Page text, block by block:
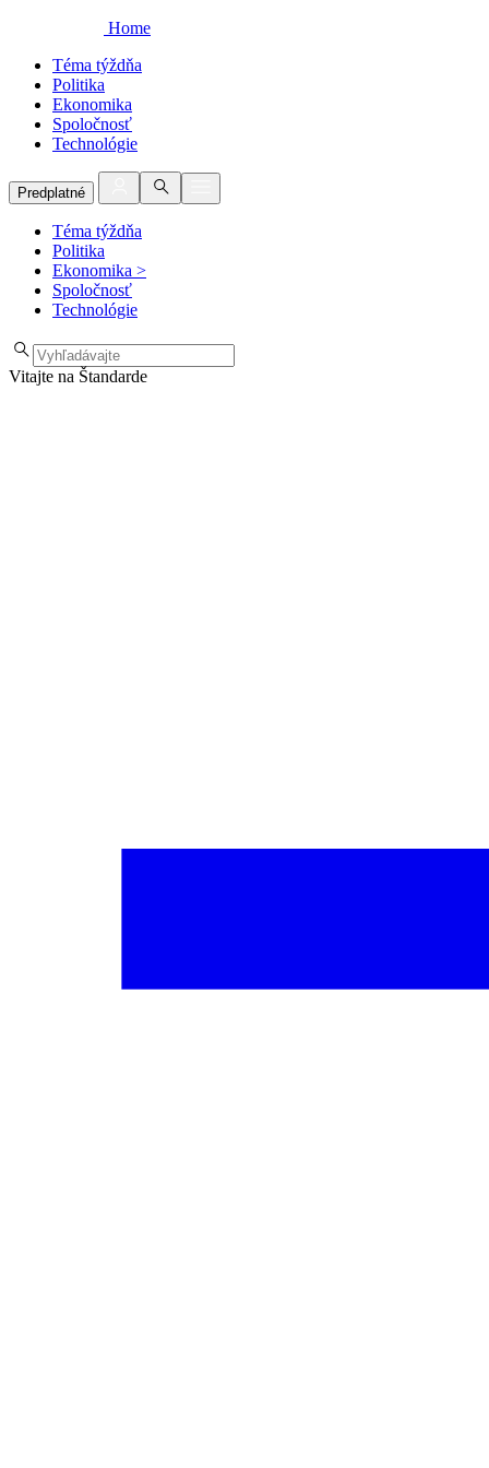
Home
Téma týždňa
Politika
Ekonomika
Spoločnosť
Technológie
Predplatné
Téma týždňa
Politika
Ekonomika >
Spoločnosť
Technológie
Vitajte na Štandarde